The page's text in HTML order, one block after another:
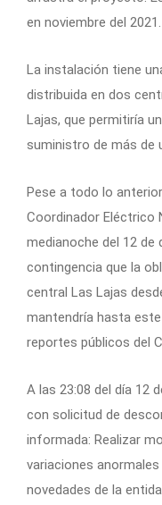
en noviembre del 2021.
La instalación tiene
distribuida en dos
Lajas, que permitiría
suministro de más de
Pese a todo lo
Coordinador Eléctrico
medianoche del 12
contingencia que la
central Las Lajas
mantendría hasta
reportes públicos del
A las 23:08 del día 12
con solicitud de
informada: Realizar
variaciones anormales
novedades de la